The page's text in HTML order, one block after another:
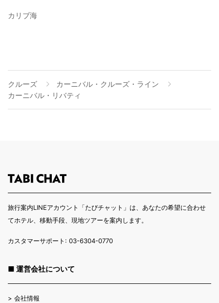
カリブ海
クルーズ
カーニバル・クルーズ・ライン
カーニバル・リバティ
旅行案内LINEアカウント「たびチャット」は、あなたの希望に合わせ
てホテル、移動手段、現地ツアーを案内します。
カスタマーサポート: 03-6304-0770
■ 運営会社について
> 会社情報